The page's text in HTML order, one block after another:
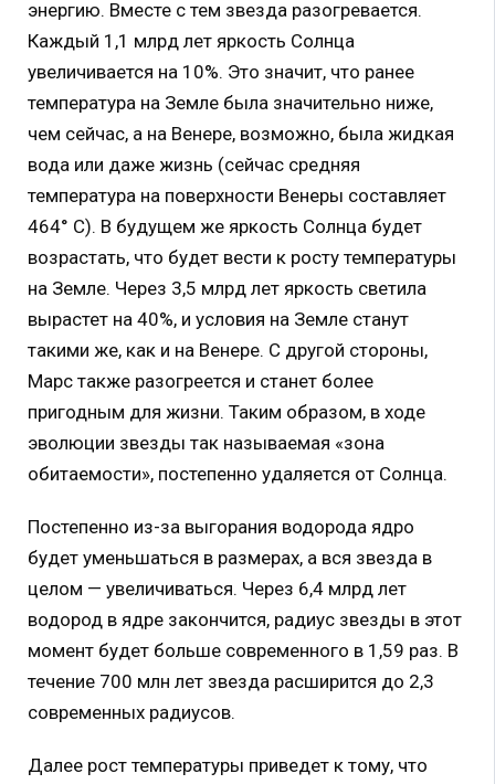
энергию. Вместе с тем звезда разогревается.
Каждый 1,1 млрд лет яркость Солнца
увеличивается на 10%. Это значит, что ранее
температура на Земле была значительно ниже,
чем сейчас, а на Венере, возможно, была жидкая
вода или даже жизнь (сейчас средняя
температура на поверхности Венеры составляет
464° С). В будущем же яркость Солнца будет
возрастать, что будет вести к росту температуры
на Земле. Через 3,5 млрд лет яркость светила
вырастет на 40%, и условия на Земле станут
такими же, как и на Венере. С другой стороны,
Марс также разогреется и станет более
пригодным для жизни. Таким образом, в ходе
эволюции звезды так называемая «зона
обитаемости», постепенно удаляется от Солнца.
Постепенно из-за выгорания водорода ядро
будет уменьшаться в размерах, а вся звезда в
целом — увеличиваться. Через 6,4 млрд лет
водород в ядре закончится, радиус звезды в этот
момент будет больше современного в 1,59 раз. В
течение 700 млн лет звезда расширится до 2,3
современных радиусов.
Далее рост температуры приведет к тому, что